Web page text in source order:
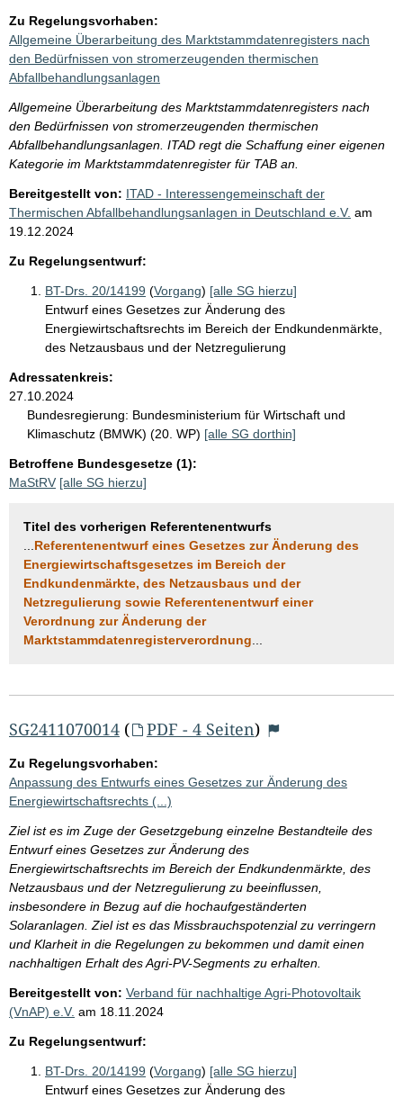
Zu Regelungsvorhaben:
Allgemeine Überarbeitung des Marktstammdatenregisters nach
den Bedürfnissen von stromerzeugenden thermischen
Abfallbehandlungsanlagen
Allgemeine Überarbeitung des Marktstammdatenregisters nach
den Bedürfnissen von stromerzeugenden thermischen
Abfallbehandlungsanlagen. ITAD regt die Schaffung einer eigenen
Kategorie im Marktstammdatenregister für TAB an.
Bereitgestellt von: ITAD - Interessengemeinschaft der
Thermischen Abfallbehandlungsanlagen in Deutschland e.V. am
19.12.2024
Zu Regelungsentwurf:
BT-Drs. 20/14199 (Vorgang) [alle SG hierzu]
Entwurf eines Gesetzes zur Änderung des
Energiewirtschaftsrechts im Bereich der Endkundenmärkte,
des Netzausbaus und der Netzregulierung
Adressatenkreis:
27.10.2024
Bundesregierung: Bundesministerium für Wirtschaft und
Klimaschutz (BMWK) (20. WP) [alle SG dorthin]
Betroffene Bundesgesetze (1):
MaStRV [alle SG hierzu]
Titel des vorherigen Referentenentwurfs
Referentenentwurf eines Gesetzes zur Änderung des
Energiewirtschaftsgesetzes im Bereich der
Endkundenmärkte, des Netzausbaus und der
Netzregulierung sowie Referentenentwurf einer
Verordnung zur Änderung der
Marktstammdatenregisterverordnung
SG2411070014 ( PDF - 4 Seiten)
Zu Regelungsvorhaben:
Anpassung des Entwurfs eines Gesetzes zur Änderung des
Energiewirtschaftsrechts (...)
Ziel ist es im Zuge der Gesetzgebung einzelne Bestandteile des
Entwurf eines Gesetzes zur Änderung des
Energiewirtschaftsrechts im Bereich der Endkundenmärkte, des
Netzausbaus und der Netzregulierung zu beeinflussen,
insbesondere in Bezug auf die hochaufgeständerten
Solaranlagen. Ziel ist es das Missbrauchspotenzial zu verringern
und Klarheit in die Regelungen zu bekommen und damit einen
nachhaltigen Erhalt des Agri-PV-Segments zu erhalten.
Bereitgestellt von: Verband für nachhaltige Agri-Photovoltaik
(VnAP) e.V. am 18.11.2024
Zu Regelungsentwurf:
BT-Drs. 20/14199 (Vorgang) [alle SG hierzu]
Entwurf eines Gesetzes zur Änderung des